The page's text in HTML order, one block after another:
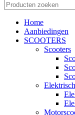
Home
Aanbiedingen
SCOOTERS
Scooters